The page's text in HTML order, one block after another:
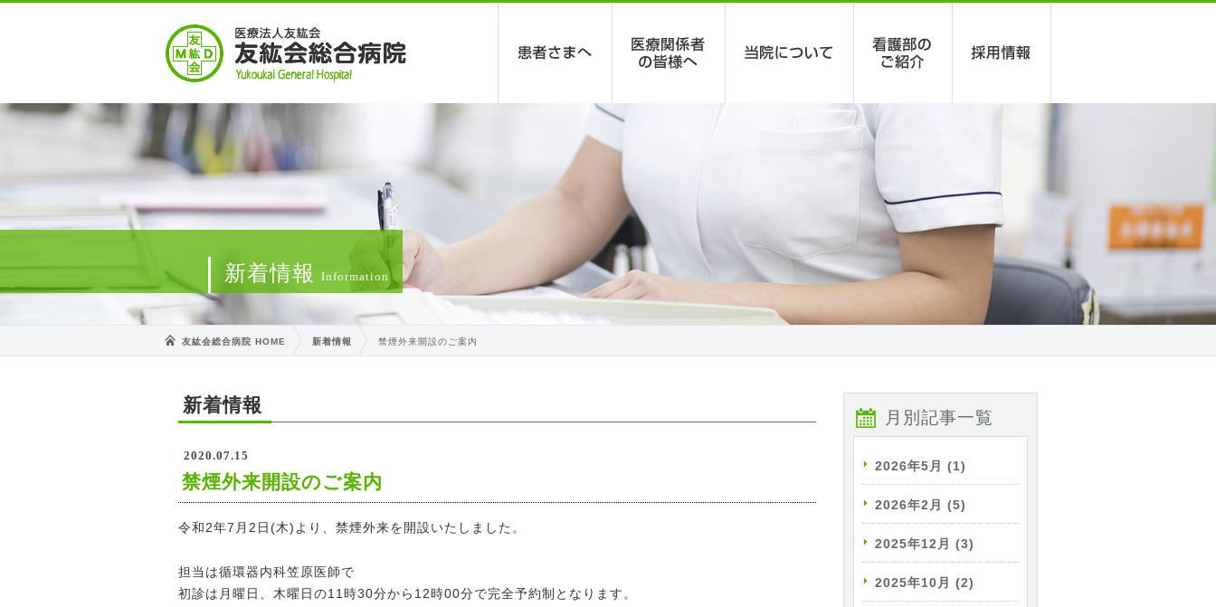
新着情報Information
友紘会総合病院 HOME 新着情報 禁煙外来開設のご案内
新着情報
2020.07.15
禁煙外来開設のご案内
令和2年7月2日(木)より、禁煙外来を開設いたしました。
担当は循環器内科笠原医師で
初診は月曜日、木曜日の11時30分から12時00分で完全予約制となります。
月別記事一覧
2026年5月 (1)
2026年2月 (5)
2025年12月 (3)
2025年10月 (2)